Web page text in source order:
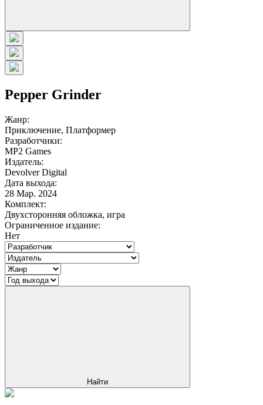
Pepper Grinder
Жанр:
Приключение, Платформер
Разработчики:
MP2 Games
Издатель:
Devolver Digital
Дата выхода:
28 Мар. 2024
Комплект:
Двухсторонняя обложка, игра
Ограниченное издание:
Нет
Найти